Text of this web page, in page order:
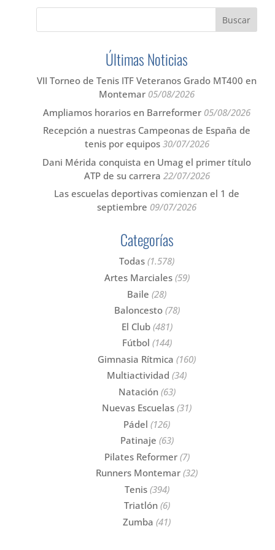
Últimas Noticias
VII Torneo de Tenis ITF Veteranos Grado MT400 en
Montemar 05/08/2026
Ampliamos horarios en Barreformer 05/08/2026
Recepción a nuestras Campeonas de España de
tenis por equipos 30/07/2026
Dani Mérida conquista en Umag el primer título
ATP de su carrera 22/07/2026
Las escuelas deportivas comienzan el 1 de
septiembre 09/07/2026
Categorías
Todas (1.578)
Artes Marciales(59)
Baile (28)
Baloncesto(78)
El Club(481)
Fútbol (144)
Gimnasia Rítmica (160)
Multiactividad (34)
Natación(63)
Nuevas Escuelas (31)
Pádel (126)
Patinaje (63)
Pilates Reformer(7)
Runners Montemar (32)
Tenis(394)
Triatlón(6)
Zumba (41)